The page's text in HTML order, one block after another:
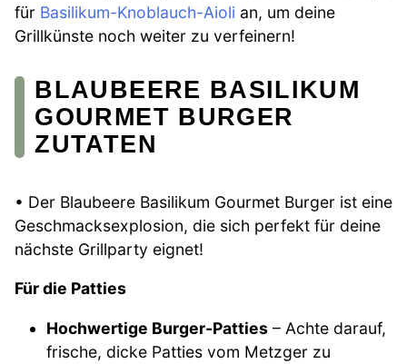
für Basilikum-Knoblauch-Aioli an, um deine
Grillkünste noch weiter zu verfeinern!
BLAUBEERE BASILIKUM
GOURMET BURGER
ZUTATEN
• Der Blaubeere Basilikum Gourmet Burger ist eine
Geschmacksexplosion, die sich perfekt für deine
nächste Grillparty eignet!
Für die Patties
Hochwertige Burger-Patties – Achte darauf,
frische, dicke Patties vom Metzger zu